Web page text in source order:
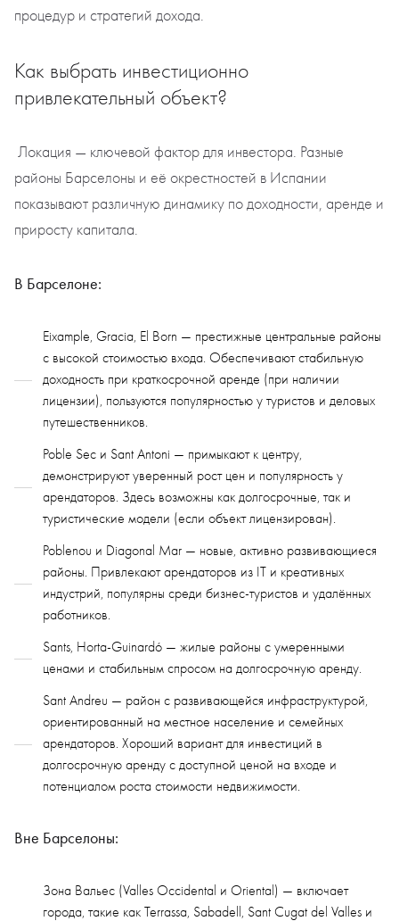
процедур и стратегий дохода.
Как выбрать инвестиционно
привлекательный объект?
Локация — ключевой фактор для инвестора. Разные
районы Барселоны и её окрестностей в Испании
показывают различную динамику по доходности, аренде и
приросту капитала.
В Барселоне:
Eixample, Gracia, El Born — престижные центральные районы
с высокой стоимостью входа. Обеспечивают стабильную
доходность при краткосрочной аренде (при наличии
лицензии), пользуются популярностью у туристов и деловых
путешественников.
Poble Sec и Sant Antoni — примыкают к центру,
демонстрируют уверенный рост цен и популярность у
арендаторов. Здесь возможны как долгосрочные, так и
туристические модели (если объект лицензирован).
Poblenou и Diagonal Mar — новые, активно развивающиеся
районы. Привлекают арендаторов из IT и креативных
индустрий, популярны среди бизнес-туристов и удалённых
работников.
Sants, Horta-Guinardó — жилые районы с умеренными
ценами и стабильным спросом на долгосрочную аренду.
Sant Andreu — район с развивающейся инфраструктурой,
ориентированный на местное население и семейных
арендаторов. Хороший вариант для инвестиций в
долгосрочную аренду с доступной ценой на входе и
потенциалом роста стоимости недвижимости.
Вне Барселоны:
Зона Вальес (Valles Occidental и Oriental) — включает
города, такие как Terrassa, Sabadell, Sant Cugat del Valles и